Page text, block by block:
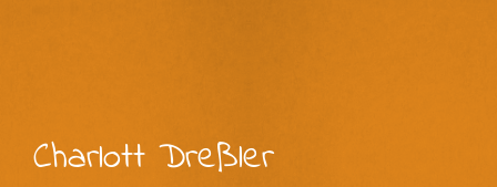
Charlott Dreßler